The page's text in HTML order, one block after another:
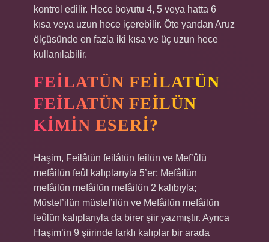
kontrol edilir. Hece boyutu 4, 5 veya hatta 6
kısa veya uzun hece içerebilir. Öte yandan Aruz
ölçüsünde en fazla iki kısa ve üç uzun hece
kullanılabilir.
FEILATÜN FEILATÜN
FEILATÜN FEILÜN
KIMIN ESERI?
Haşim, Feilâtün feilâtün feilün ve Mef’ûlü
mefâilün feûl kalıplarıyla 5’er; Mefâilün
mefâilün mefâilün mefâilün 2 kalıbıyla;
Müstef’ilün müstef’ilün ve Mefâilün mefâilün
feûlün kalıplarıyla da birer şiir yazmıştır. Ayrıca
Haşim’in 9 şiirinde farklı kalıplar bir arada